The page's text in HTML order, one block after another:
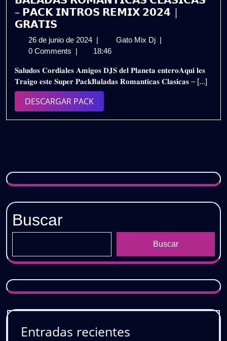
que
Nunca
GRATIS
– 𝗣𝗔𝗖𝗞 𝗜𝗡𝗧𝗥𝗢𝗦 𝗥𝗘𝗠𝗜𝗫 𝟮𝟬𝟮𝟰 |
𝗚𝗥𝗔𝗧𝗜𝗦
26 de junio de 2024 26
de
de
2024
Gato Mix Dj 𝗕𝗔𝗟𝗔𝗗𝗔𝗦
–
𝗣𝗔𝗖𝗞
𝟮𝟬𝟮𝟰
0 Comments
18:46
𝐒𝐚𝐥𝐮𝐝𝐨𝐬 𝐂𝐨𝐫𝐝𝐢𝐚𝐥𝐞𝐬 𝐀𝐦𝐢𝐠𝐨𝐬 𝐃𝐉𝐒 𝐝𝐞𝐥 𝐏𝐥𝐚𝐧𝐞𝐭𝐚 𝐞𝐧𝐭𝐞𝐫𝐨𝐀𝐪𝐮𝐢 𝐥𝐞𝐬
𝐓𝐫𝐚𝐢𝐠𝐨 𝐞𝐬𝐭𝐞 𝐒𝐮𝐩𝐞𝐫 𝐏𝐚𝐜𝐤𝐁𝐚𝐥𝐚𝐝𝐚𝐬 𝐑𝐨𝐦𝐚𝐧𝐭𝐢𝐜𝐚𝐬 𝐂𝐥𝐚𝐬𝐢𝐜𝐚𝐬 – [...]
DESCARGAR PACKDESCARGAR
PACK
Buscar
Buscar
Entradas recientes